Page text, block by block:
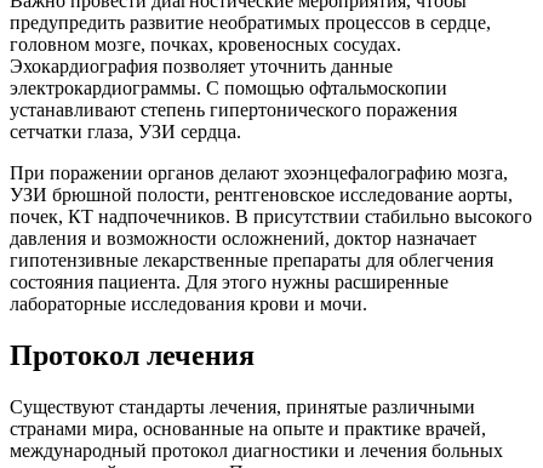
предупредить развитие необратимых процессов в сердце,
головном мозге, почках, кровеносных сосудах.
Эхокардиография позволяет уточнить данные
электрокардиограммы. С помощью офтальмоскопии
устанавливают степень гипертонического поражения
сетчатки глаза, УЗИ сердца.
При поражении органов делают эхоэнцефалографию мозга,
УЗИ брюшной полости, рентгеновское исследование аорты,
почек, КТ надпочечников. В присутствии стабильно высокого
давления и возможности осложнений, доктор назначает
гипотензивные лекарственные препараты для облегчения
состояния пациента. Для этого нужны расширенные
лабораторные исследования крови и мочи.
Протокол лечения
Существуют стандарты лечения, принятые различными
странами мира, основанные на опыте и практике врачей,
международный протокол диагностики и лечения больных